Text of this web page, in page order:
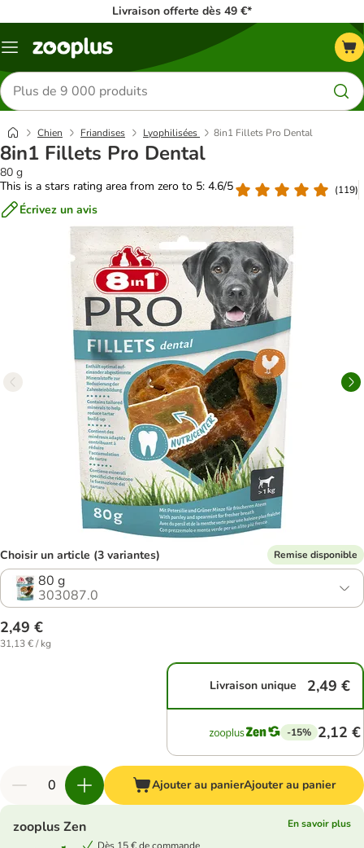
Livraison offerte dès 49 €*
Menu
Rechercher
des
produits
Chien Friandises Lyophilisées 8in1 Fillets Pro Dental
8in1 Fillets Pro Dental
80 g
This is a stars rating area from zero to 5: 4.6/5
(119)
Écrivez un avis
Choisir un article (3 variantes) Remise disponible
80 g
303087.0
2,49 €
31,13 € / kg
Livraison unique 2,49 €
-15% 2,12 €
Ajouter au panierAjouter au panier
zooplus Zen
En savoir plus
Dès 15 € de commande